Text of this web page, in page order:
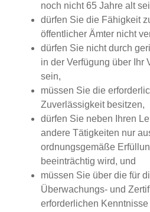
noch nicht 65 Jahre alt
dürfen Sie die Fähigkeit
öffentlicher Ämter nicht
dürfen Sie nicht durch
in der Verfügung über Ihr
sein,
müssen Sie die
Zuverlässigkeit besitzen,
dürfen Sie neben Ihren
andere Tätigkeiten nur
ordnungsgemäße
beeinträchtig wird, und
müssen Sie über die für
Überwachungs- und
erforderlichen